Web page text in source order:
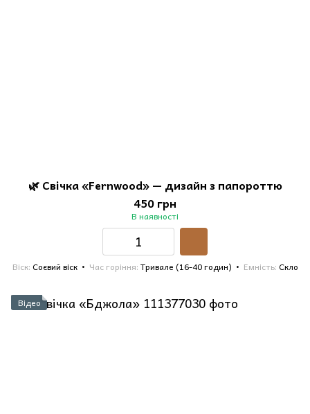
🌿 Свічка «Fernwood» — дизайн з папороттю
450 грн
В наявності
Віск Соєвий віск Час горіння Тривале (16-40 годин) Емність Скло
Відео